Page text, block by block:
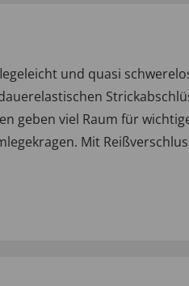
und quasi
geben viel Raum für
Mit